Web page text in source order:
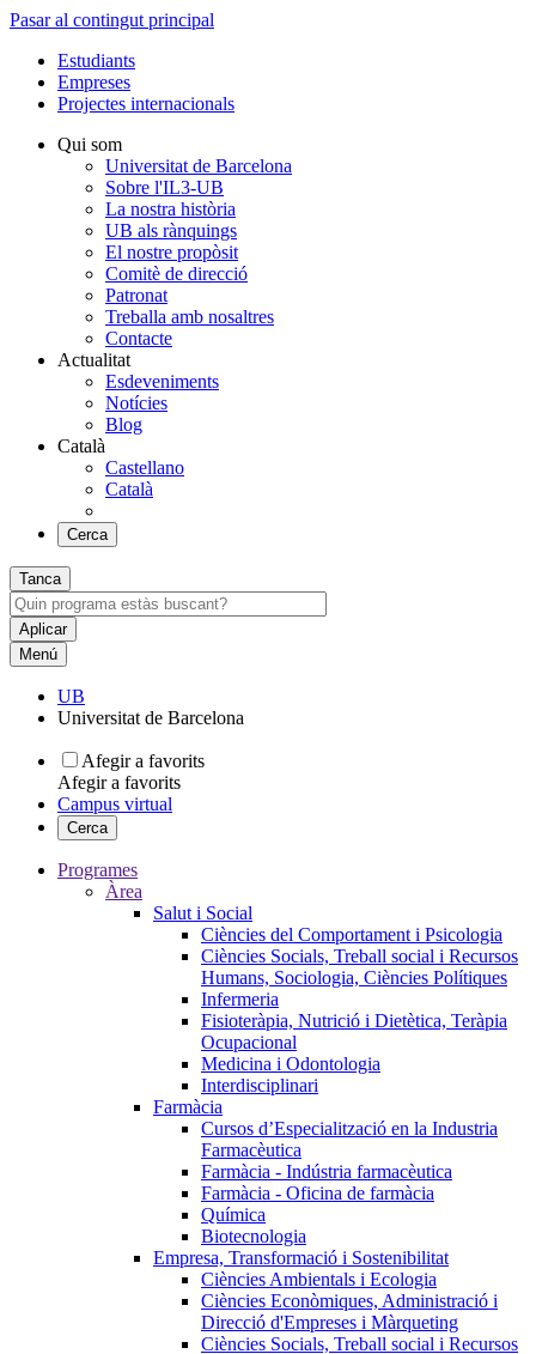
Pasar al contingut principal
Estudiants
Empreses
Projectes internacionals
Qui som
Universitat de Barcelona
Sobre l'IL3-UB
La nostra història
UB als rànquings
El nostre propòsit
Comitè de direcció
Patronat
Treballa amb nosaltres
Contacte
Actualitat
Esdeveniments
Notícies
Blog
Català
Castellano
Català
Cerca
Tanca
Menú
UB
Universitat de Barcelona
Afegir a favorits
Afegir a favorits
Campus virtual
Cerca
Programes
Àrea
Salut i Social
Ciències del Comportament i Psicologia
Ciències Socials, Treball social i Recursos
Humans, Sociologia, Ciències Polítiques
Infermeria
Fisioteràpia, Nutrició i Dietètica, Teràpia
Ocupacional
Medicina i Odontologia
Interdisciplinari
Farmàcia
Cursos d’Especialització en la Industria
Farmacèutica
Farmàcia - Indústria farmacèutica
Farmàcia - Oficina de farmàcia
Química
Biotecnologia
Empresa, Transformació i Sostenibilitat
Ciències Ambientals i Ecologia
Ciències Econòmiques, Administració i
Direcció d'Empreses i Màrqueting
Ciències Socials, Treball social i Recursos